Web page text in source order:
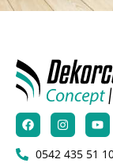
0542 435 51